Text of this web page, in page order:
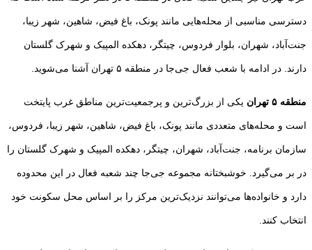
دسترسی مناسبی از محله‌هایی مانند پونک، باغ فیض، شاهین، شهر زیبا،
جنت‌آباد، شهران، بلوار فردوس، چیتگر، دهکده المپیک و شهرک گلستان
دارند. در ادامه با شعب فعال جی‌جا در منطقه ۵ تهران آشنا می‌شوید.
منطقه ۵ تهران یکی از بزرگ‌ترین و پرجمعیت‌ترین مناطق غرب پایتخت
است و محله‌های متعددی مانند پونک، باغ فیض، شاهین، شهر زیبا، فردوس،
سازمان برنامه، جنت‌آباد، شهران، چیتگر، دهکده المپیک و شهرک گلستان را
در بر می‌گیرد. خوشبختانه مجموعه جی‌جا چند شعبه فعال در این محدوده
دارد و خانواده‌ها می‌توانند نزدیک‌ترین مرکز را بر اساس محل سکونت خود
انتخاب کنند.